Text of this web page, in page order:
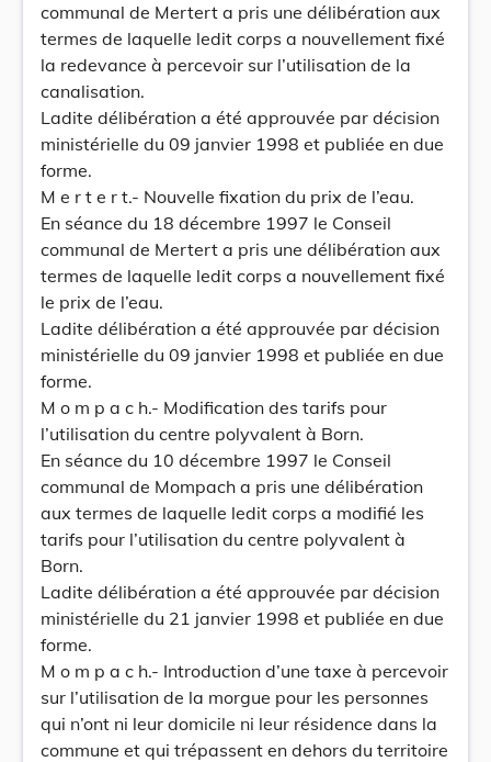
communal de Mertert a pris une délibération aux
termes de laquelle ledit corps a nouvellement fixé
la redevance à percevoir sur l’utilisation de la
canalisation.
Ladite délibération a été approuvée par décision
ministérielle du 09 janvier 1998 et publiée en due
forme.
M e r t e r t.- Nouvelle fixation du prix de l’eau.
En séance du 18 décembre 1997 le Conseil
communal de Mertert a pris une délibération aux
termes de laquelle ledit corps a nouvellement fixé
le prix de l’eau.
Ladite délibération a été approuvée par décision
ministérielle du 09 janvier 1998 et publiée en due
forme.
M o m p a c h.- Modification des tarifs pour
l’utilisation du centre polyvalent à Born.
En séance du 10 décembre 1997 le Conseil
communal de Mompach a pris une délibération
aux termes de laquelle ledit corps a modifié les
tarifs pour l’utilisation du centre polyvalent à
Born.
Ladite délibération a été approuvée par décision
ministérielle du 21 janvier 1998 et publiée en due
forme.
M o m p a c h.- Introduction d’une taxe à percevoir
sur l’utilisation de la morgue pour les personnes
qui n’ont ni leur domicile ni leur résidence dans la
commune et qui trépassent en dehors du territoire